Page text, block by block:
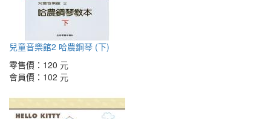
兒童音樂館2 哈農鋼琴 (下)
零售價： 120 元
會員價： 102 元